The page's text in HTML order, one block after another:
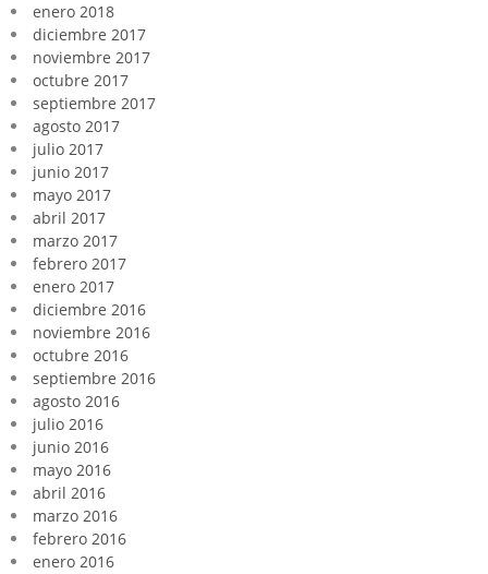
enero 2018
diciembre 2017
noviembre 2017
octubre 2017
septiembre 2017
agosto 2017
julio 2017
junio 2017
mayo 2017
abril 2017
marzo 2017
febrero 2017
enero 2017
diciembre 2016
noviembre 2016
octubre 2016
septiembre 2016
agosto 2016
julio 2016
junio 2016
mayo 2016
abril 2016
marzo 2016
febrero 2016
enero 2016